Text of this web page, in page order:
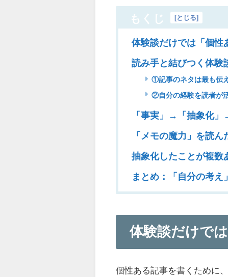
もくじ [とじる]
体験談だけでは「個性
読み手と結びつく体験
①記事のネタは最も伝
②自分の経験を読者が
「事実」→「抽象化
「メモの魔力」を読
抽象化したことが複数
まとめ：「自分の考え
体験談だけで
個性ある記事を書くために、